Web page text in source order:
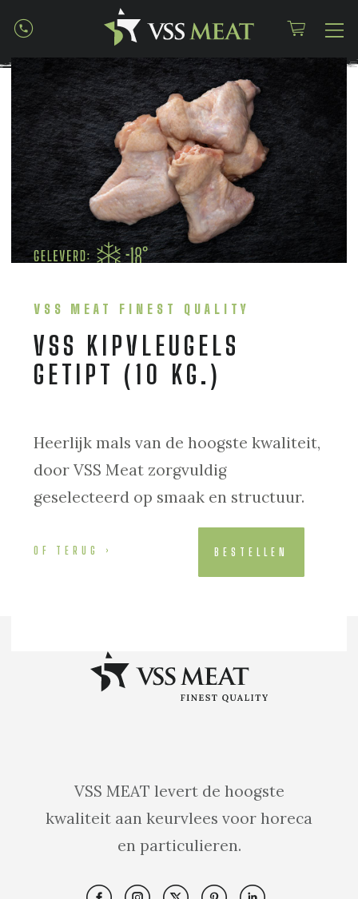
VSS MEAT FINEST QUALITY
VSS KIPVLEUGELS
GETIPT (10 KG.)
Heerlijk mals van de hoogste kwaliteit,
door VSS Meat zorgvuldig
geselecteerd op smaak en structuur.
BESTELLEN
OF TERUG
VSS MEAT levert de hoogste
kwaliteit aan keurvlees voor horeca
en particulieren.